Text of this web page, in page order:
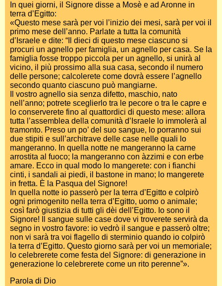
In quei giorni, il Signore disse a Mosè e ad Aronne in
terra d’Egitto:
«Questo mese sarà per voi l’inizio dei mesi, sarà per voi il
primo mese dell’anno. Parlate a tutta la comunità
d’Israele e dite: “Il dieci di questo mese ciascuno si
procuri un agnello per famiglia, un agnello per casa. Se la
famiglia fosse troppo piccola per un agnello, si unirà al
vicino, il più prossimo alla sua casa, secondo il numero
delle persone; calcolerete come dovrà essere l’agnello
secondo quanto ciascuno può mangiarne.
Il vostro agnello sia senza difetto, maschio, nato
nell’anno; potrete sceglierlo tra le pecore o tra le capre e
lo conserverete fino al quattordici di questo mese: allora
tutta l’assemblea della comunità d’Israele lo immolerà al
tramonto. Preso un po’ del suo sangue, lo porranno sui
due stipiti e sull’architrave delle case nelle quali lo
mangeranno. In quella notte ne mangeranno la carne
arrostita al fuoco; la mangeranno con àzzimi e con erbe
amare. Ecco in qual modo lo mangerete: con i fianchi
cinti, i sandali ai piedi, il bastone in mano; lo mangerete
in fretta. È la Pasqua del Signore!
In quella notte io passerò per la terra d’Egitto e colpirò
ogni primogenito nella terra d’Egitto, uomo o animale;
così farò giustizia di tutti gli dèi dell’Egitto. Io sono il
Signore! Il sangue sulle case dove vi troverete servirà da
segno in vostro favore: io vedrò il sangue e passerò oltre;
non vi sarà tra voi flagello di sterminio quando io colpirò
la terra d’Egitto. Questo giorno sarà per voi un memoriale;
lo celebrerete come festa del Signore: di generazione in
generazione lo celebrerete come un rito perenne”».
Parola di Dio